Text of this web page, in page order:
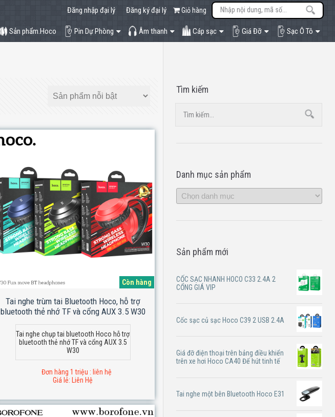
Đăng nhập đại lý Đăng ký đại lý Giỏ hàng
Sản phẩm.Hoco Pin Dự Phòng Âm thanh Cáp sạc Giá Đỡ Sạc Ô Tô
Còn hàng
Tai nghe trùm tai Bluetooth Hoco, hỗ trợ
bluetooth thẻ nhớ TF và cổng AUX 3.5 W30
Tai nghe chụp tai bluetooth Hoco hỗ trợ
bluetooth thẻ nhớ TF và cổng AUX 3.5
W30
Đơn hàng 1 triệu : liên hệ
Giá lẻ: Liên Hệ
Tìm kiếm
Danh mục sản phẩm
Sản phẩm mới
CỐC SẠC NHANH HOCO C33 2.4A 2
CỔNG GIÁ VIP
Cốc sạc củ sạc Hoco C39 2 USB 2.4A
Giá đỡ điện thoại trên bảng điều khiển
trên xe hơi Hoco CA40 Đế hút tinh tế
Tai nghe một bên Bluetooth Hoco E31